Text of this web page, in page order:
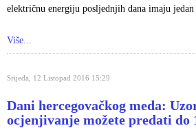
električnu energiju posljednjih dana imaju
Više...
Srijeda, 12 Listopad 2016 15:29
Dani hercegovačkog meda:
ocjenjivanje možete predati do